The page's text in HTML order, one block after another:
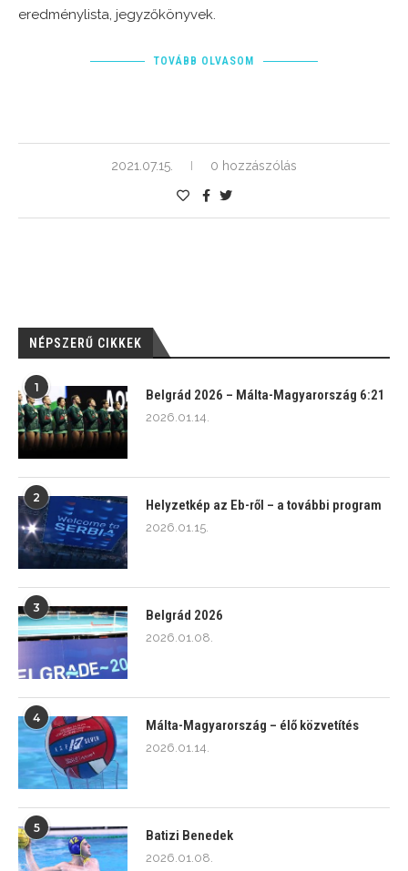
eredménylista, jegyzőkönyvek.
TOVÁBB OLVASOM
2021.07.15. 0 hozzászólás
NÉPSZERŰ CIKKEK
1
Belgrád 2026 – Málta-Magyarország 6:21
2026.01.14.
2
Helyzetkép az Eb-ről – a további program
2026.01.15.
3
Belgrád 2026
2026.01.08.
4
Málta-Magyarország – élő közvetítés
2026.01.14.
5
Batizi Benedek
2026.01.08.